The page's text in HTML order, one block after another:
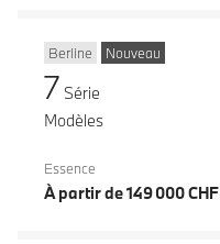
Berline Nouveau
7 Série
Modèles
Essence
À partir de 149 000 CHF